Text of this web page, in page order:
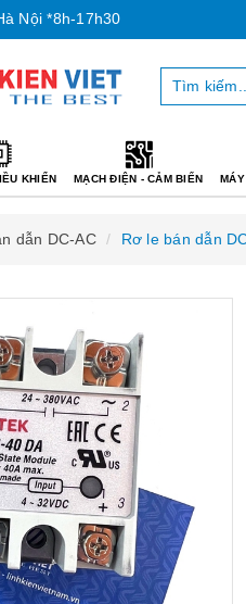
Nội *8h-17h30
KHIỂN MẠCH ĐIỆN - CẢM BIẾN
dẫn DC-AC Rơ le bán dẫn